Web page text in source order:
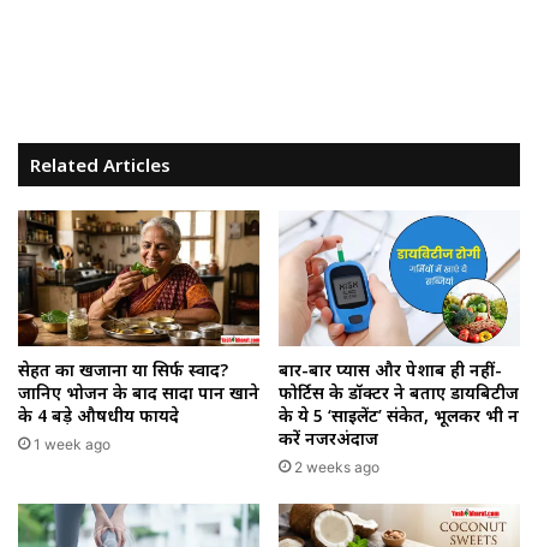
Related Articles
सेहत का खजाना या सिर्फ स्वाद?
जानिए भोजन के बाद सादा पान खाने
के 4 बड़े औषधीय फायदे
1 week ago
बार-बार प्यास और पेशाब ही नहीं-
फोर्टिस के डॉक्टर ने बताए डायबिटीज
के ये 5 ‘साइलेंट’ संकेत, भूलकर भी न
करें नजरअंदाज
2 weeks ago